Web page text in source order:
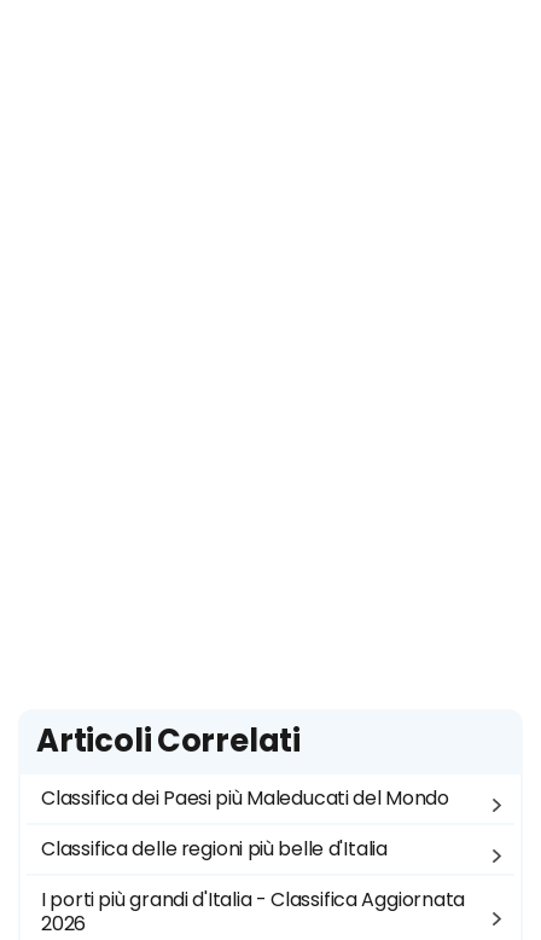
Articoli Correlati
Classifica dei Paesi più Maleducati del Mondo
Classifica delle regioni più belle d'Italia
I porti più grandi d'Italia - Classifica Aggiornata
2026